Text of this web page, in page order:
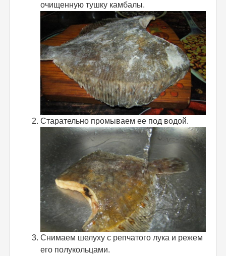
очищенную тушку камбалы.
Старательно промываем ее под водой.
Снимаем шелуху с репчатого лука и режем
его полукольцами.